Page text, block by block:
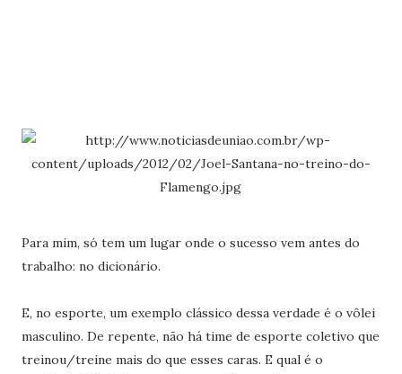
Para mim, só tem um lugar onde o sucesso vem antes do
trabalho: no dicionário.
E, no esporte, um exemplo clássico dessa verdade é o vôlei
masculino. De repente, não há time de esporte coletivo que
treinou/treine mais do que esses caras. E qual é o